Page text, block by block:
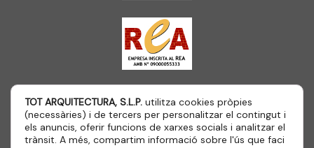
TOT ARQUITECTURA, S.L.P. utilitza cookies pròpies
(necessàries) i de tercers per personalitzar el contingut i
els anuncis, oferir funcions de xarxes socials i analitzar el
trànsit. A més, compartim informació sobre l'ús que faci